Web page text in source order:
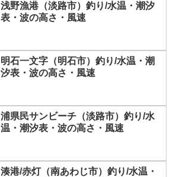
浅野漁港（淡路市）釣り/水温・潮汐
表・波の高さ・風速
明石一文字（明石市）釣り/水温・潮
汐表・波の高さ・風速
浦県民サンビーチ（淡路市）釣り/水
温・潮汐表・波の高さ・風速
湊港/赤灯（南あわじ市）釣り/水温・